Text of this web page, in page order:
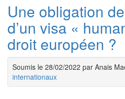
Une obligation
d’un visa «
droit européen ?
Soumis le 28/02/2022 par Anais
internationaux